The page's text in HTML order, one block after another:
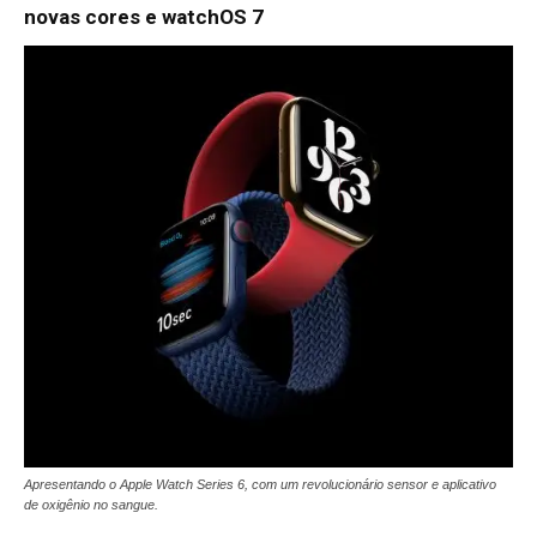
novas cores e watchOS 7
Apresentando o Apple Watch Series 6, com um revolucionário sensor e aplicativo
de oxigênio no sangue.